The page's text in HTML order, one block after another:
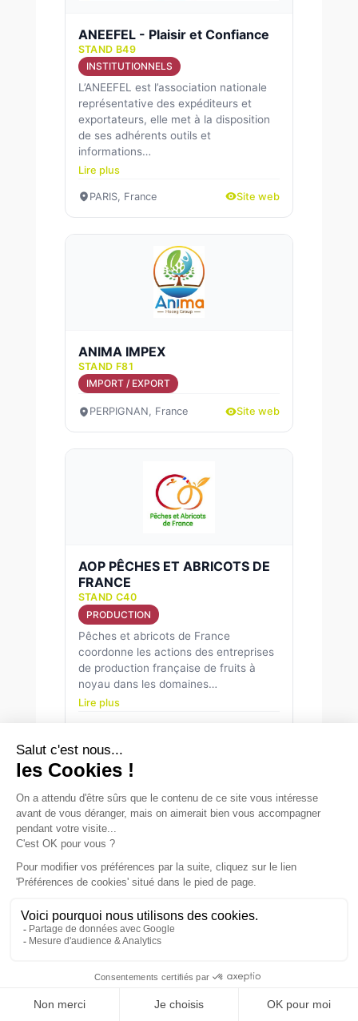
ANEEFEL - Plaisir et Confiance
STAND B49
INSTITUTIONNELS
L’ANEEFEL est l’association nationale
représentative des expéditeurs et
exportateurs, elle met à la disposition
de ses adhérents outils et
informations…
Lire plus
PARIS, France Site web
ANIMA IMPEX
STAND F81
IMPORT / EXPORT
PERPIGNAN, France Site web
AOP PÊCHES ET ABRICOTS DE
FRANCE
STAND C40
PRODUCTION
Pêches et abricots de France
coordonne les actions des entreprises
de production française de fruits à
noyau dans les domaines…
Lire plus
APRINFO AI
INGENIERIE
Spécialiste des logiciels pour l’agro-
gestion des achats pouvant être
automatisée,…